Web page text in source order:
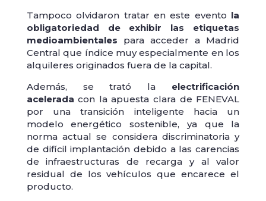
Tampoco olvidaron tratar en este evento la
obligatoriedad de exhibir las etiquetas
medioambientales para acceder a Madrid
Central que índice muy especialmente en los
alquileres originados fuera de la capital.
Además, se trató la electrificación
acelerada con la apuesta clara de FENEVAL
por una transición inteligente hacia un
modelo energético sostenible, ya que la
norma actual se considera discriminatoria y
de difícil implantación debido a las carencias
de infraestructuras de recarga y al valor
residual de los vehículos que encarece el
producto.